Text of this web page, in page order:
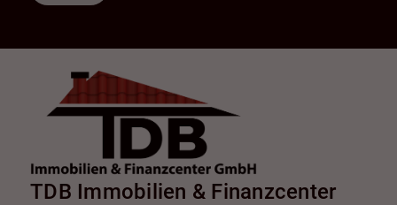
TDB Immobilien & Finanzcenter